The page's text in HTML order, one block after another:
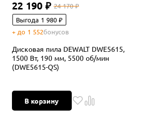
22 190 ₽ 24 170 ₽
Выгода 1 980 ₽
+ до 1 552бонусов
Дисковая пила DEWALT DWE5615,
1500 Вт, 190 мм, 5500 об/мин
(DWE5615-QS)
В корзину